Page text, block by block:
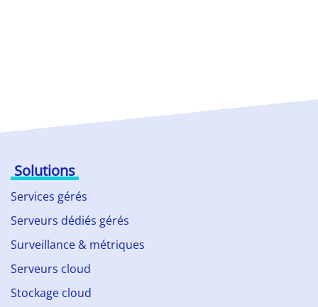
Solutions
Services gérés
Serveurs dédiés gérés
Surveillance & métriques
Serveurs cloud
Stockage cloud